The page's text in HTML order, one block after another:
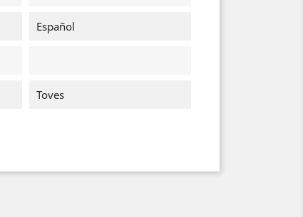
Español
Toves